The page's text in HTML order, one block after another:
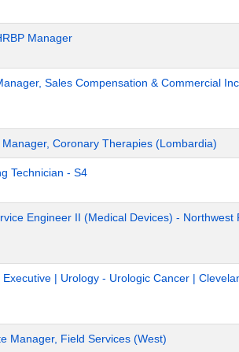
Manager
Sales Compensation & Commercial
Coronary Therapies (Lombardia)
Technician - S4
Engineer II (Medical Devices) - Northwest
Executive | Urology - Urologic Cancer |
Manager, Field Services (West)